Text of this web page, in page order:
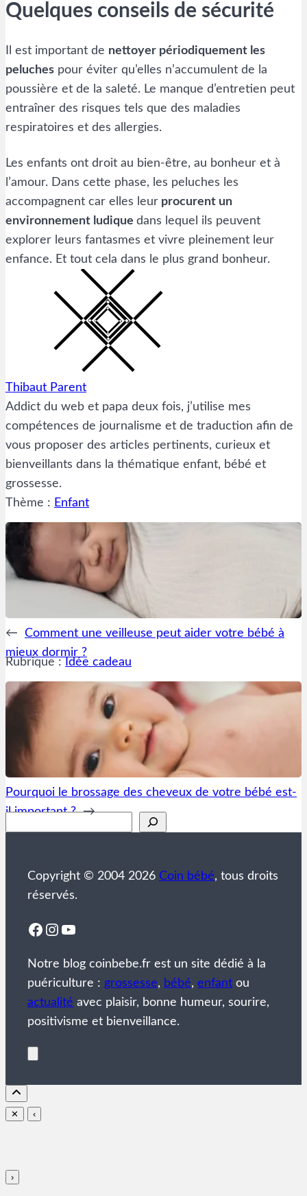
Quelques conseils de sécurité
Il est important de nettoyer périodiquement les
peluches pour éviter qu’elles n’accumulent de la
poussière et de la saleté. Le manque d’entretien peut
entraîner des risques tels que des maladies
respiratoires et des allergies.
Les enfants ont droit au bien-être, au bonheur et à
l’amour. Dans cette phase, les peluches les
accompagnent car elles leur procurent un
environnement ludique dans lequel ils peuvent
explorer leurs fantasmes et vivre pleinement leur
enfance. Et tout cela dans le plus grand bonheur.
Thibaut Parent
Addict du web et papa deux fois, j’utilise mes
compétences de journalisme et de traduction afin de
vous proposer des articles pertinents, curieux et
bienveillants dans la thématique enfant, bébé et
grossesse.
Thème : Enfant
←
Comment une veilleuse peut aider votre bébé à
mieux dormir ?
Rubrique : Idée cadeau
Pourquoi le brossage des cheveux de votre bébé est-
il important ? →
Copyright © 2004 2026 Coin bébé, tous droits
réservés.
Facebook
Instagram
YouTube
Notre blog coinbebe.fr est un site dédié à la
puériculture : grossesse, bébé, enfant ou
actualité avec plaisir, bonne humeur, sourire,
positivisme et bienveillance.
✕ ‹
›